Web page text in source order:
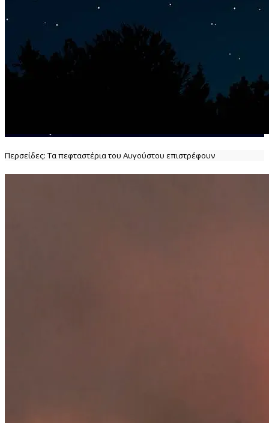
Περσείδες: Τα πεφταστέρια του Αυγούστου επιστρέφουν